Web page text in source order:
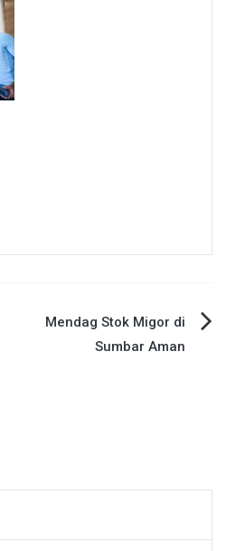
Mendag Stok Migor di
Sumbar Aman